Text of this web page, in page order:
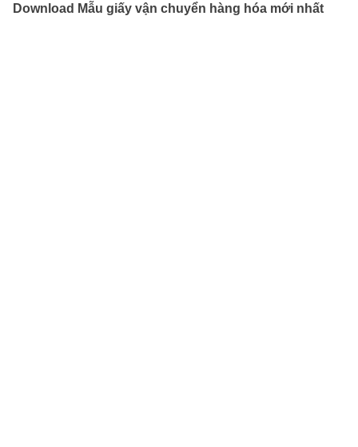
Download Mẫu giấy vận chuyển hàng hóa mới nhất